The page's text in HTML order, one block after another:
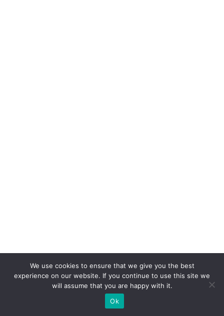
We use cookies to ensure that we give you the best
experience on our website. If you continue to use this site we
will assume that you are happy with it.
Ok